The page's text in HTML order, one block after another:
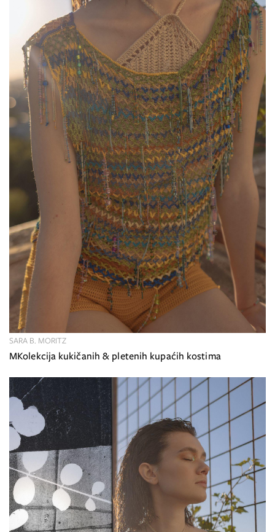
MKolekcija kukičanih & pletenih kupaćih kostima
SARA B. MORITZ